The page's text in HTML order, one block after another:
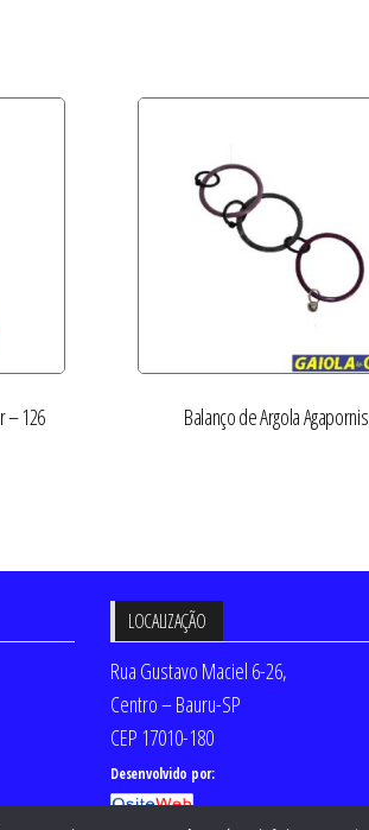
– 126 Balanço de Argola Agapornis
LOCALIZAÇÃO
Rua Gustavo Maciel 6-26,
Centro – Bauru-SP
CEP 17010-180
Desenvolvido por: